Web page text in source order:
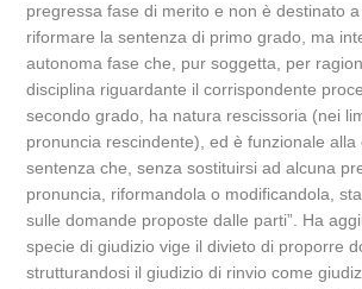
pregressa fase di merito e non è destinato
riformare la sentenza di primo grado, ma
autonoma fase che, pur soggetta, per
disciplina riguardante il corrispondente
secondo grado, ha natura rescissoria (nei
pronuncia rescindente), ed è funzionale alla
sentenza che, senza sostituirsi ad alcuna
pronuncia, riformandola o modificandola,
sulle domande proposte dalle parti”. Ha
specie di giudizio vige il divieto di proporre
strutturandosi il giudizio di rinvio come